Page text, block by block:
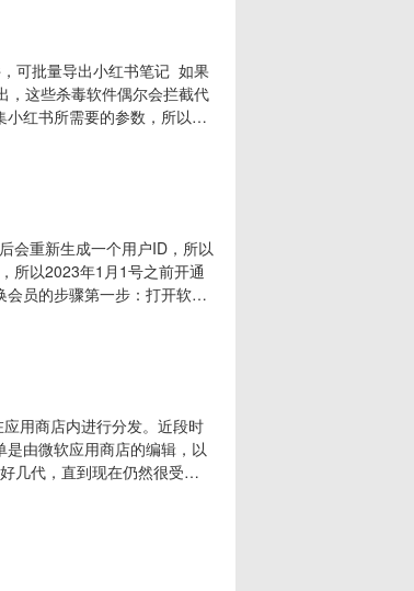
可批量导出小红书笔记 如果
，这些杀毒软件偶尔会拦截代
红书所需要的参数，所以教
数的，直接下载覆盖安装即
推荐）网页下载：
会重新生成一个用户ID，所以
所以2023年1月1号之前开通
员的步骤第一步：打开软件
点击兑换会员按钮，输入旧
击兑换即可。注意：点击兑换
用商店内进行分发。近段时
由微软应用商店的编辑，以
几代，直到现在仍然很受欢
器、办公工具或浏览器）。
或提供免费版本，非常值得